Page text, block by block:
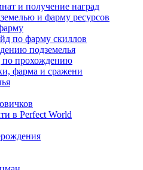
и получение наград
и фарму ресурсов
по фарму скиллов
подземелья
по прохождению
фарма и сражени
в Perfect World